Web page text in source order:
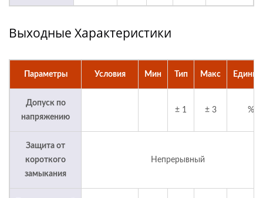
Выходные Характеристики
Параметры Условия Мин Тип Макс
Допуск по
напряжению
± 1 ± 3 %
Защита от
короткого
замыкания
Непрерывный